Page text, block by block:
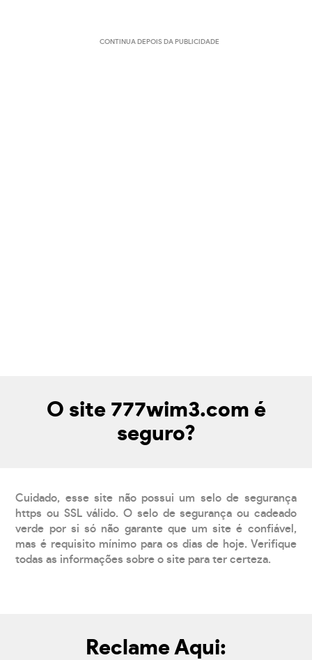
CONTINUA DEPOIS DA PUBLICIDADE
O site 777wim3.com é
seguro?
Cuidado, esse site não possui um selo de segurança
https ou SSL válido. O selo de segurança ou cadeado
verde por si só não garante que um site é confiável,
mas é requisito mínimo para os dias de hoje. Verifique
todas as informações sobre o site para ter certeza.
Reclame Aqui: